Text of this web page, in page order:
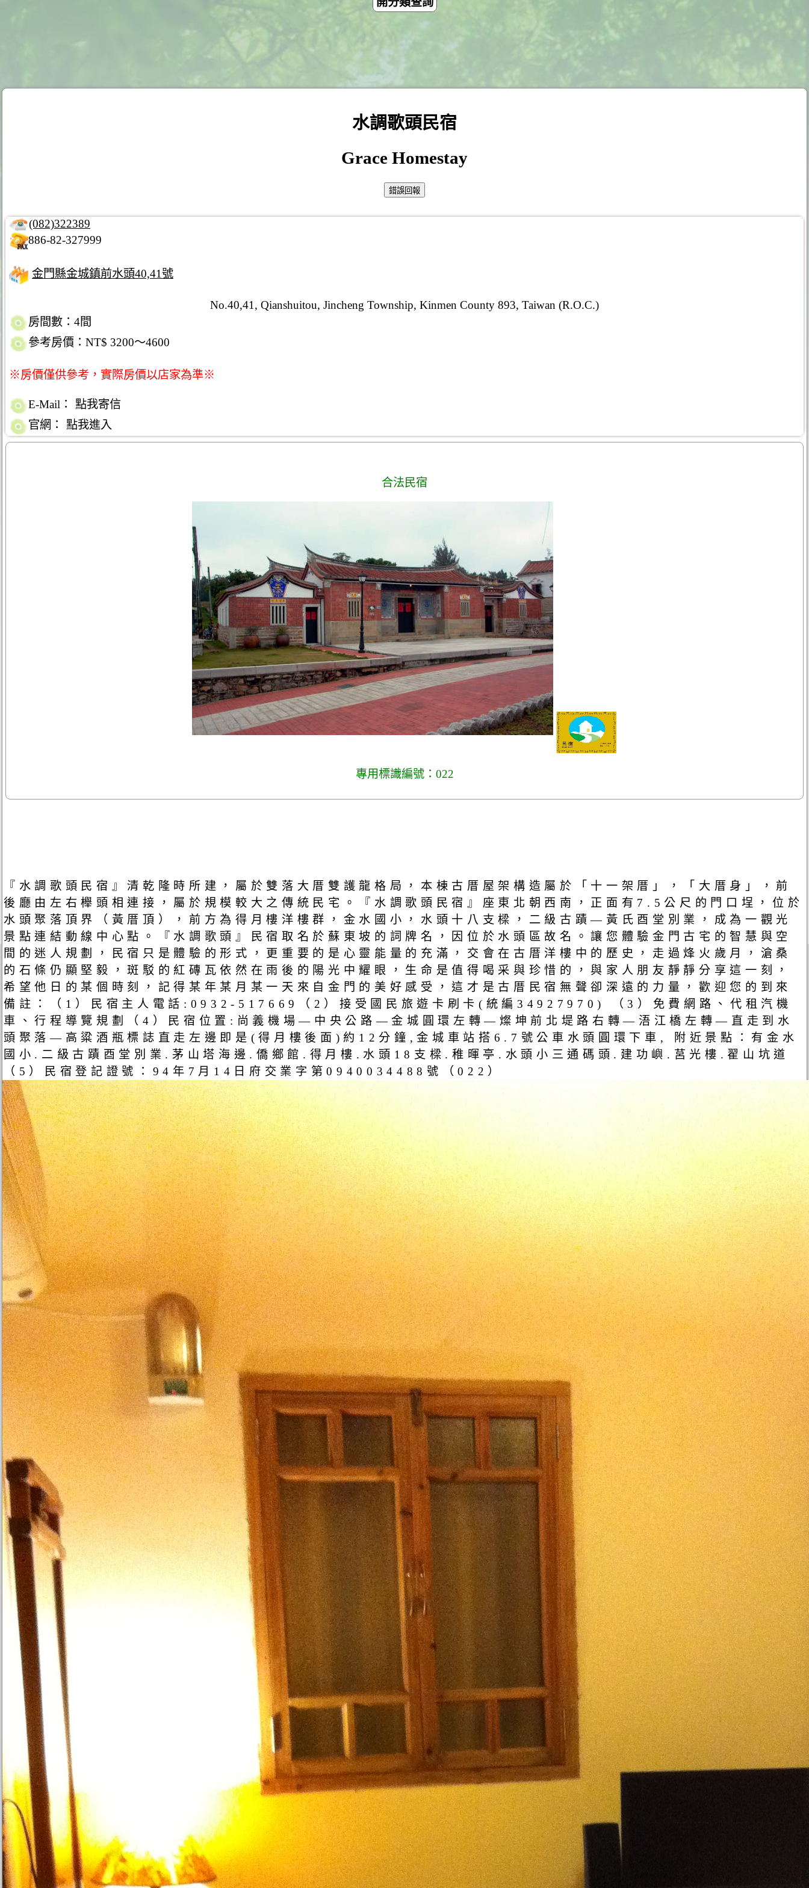
水調歌頭民宿
Grace Homestay
(082)322389
886-82-327999
金門縣金城鎮前水頭40,41號
No.40,41, Qianshuitou, Jincheng Township, Kinmen County 893, Taiwan (R.O.C.)
房間數：4間
參考房價：NT$ 3200～4600
※房價僅供參考，實際房價以店家為準※
E-Mail：
點我寄信
官網：
點我進入
合法民宿
專用標識編號：022
『水調歌頭民宿』清乾隆時所建，屬於雙落大厝雙護龍格局，本棟古厝屋架構造屬於「十一架厝」，「大厝身」，前
後廳由左右櫸頭相連接，屬於規模較大之傳統民宅。『水調歌頭民宿』座東北朝西南，正面有7.5公尺的門口埕，位於
水頭聚落頂界（黃厝頂），前方為得月樓洋樓群，金水國小，水頭十八支樑，二級古蹟—黃氏酉堂別業，成為一觀光
景點連結動線中心點。『水調歌頭』民宿取名於蘇東坡的詞牌名，因位於水頭區故名。讓您體驗金門古宅的智慧與空
間的迷人規劃，民宿只是體驗的形式，更重要的是心靈能量的充滿，交會在古厝洋樓中的歷史，走過烽火歲月，滄桑
的石條仍顯堅毅，斑駁的紅磚瓦依然在雨後的陽光中耀眼，生命是值得喝采與珍惜的，與家人朋友靜靜分享這一刻，
希望他日的某個時刻，記得某年某月某一天來自金門的美好感受，這才是古厝民宿無聲卻深遠的力量，歡迎您的到來
備註：（1）民宿主人電話:0932-517669（2）接受國民旅遊卡刷卡(統編34927970) （3）免費網路、代租汽機
車、行程導覽規劃（4）民宿位置:尚義機場—中央公路—金城圓環左轉—燦坤前北堤路右轉—浯江橋左轉—直走到水
頭聚落—高粱酒瓶標誌直走左邊即是(得月樓後面)約12分鐘,金城車站搭6.7號公車水頭圓環下車, 附近景點：有金水
國小.二級古蹟酉堂別業.茅山塔海邊.僑鄉館.得月樓.水頭18支樑.稚暉亭.水頭小三通碼頭.建功嶼.莒光樓.翟山坑道
（5）民宿登記證號：94年7月14日府交業字第0940034488號（022）